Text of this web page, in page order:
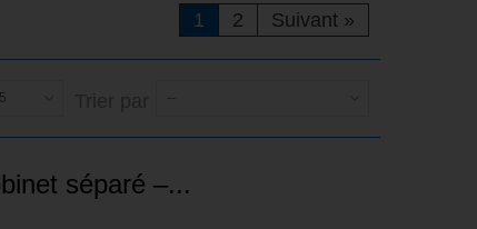
1
2 Suivant »
--
5
séparé –...